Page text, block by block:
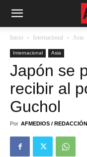
Inicio Internacional Asia
Internacional Asia
Japón se
recibir al
Guchol
Por AFMEDIOS / REDACCIÓN